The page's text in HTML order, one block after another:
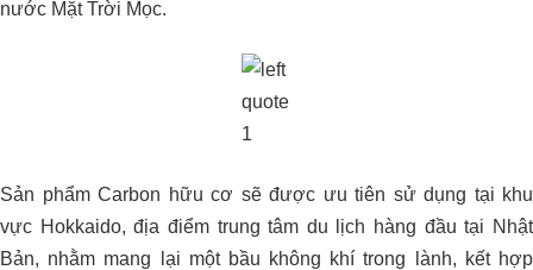
nước Mặt Trời Mọc.
Sản phẩm Carbon hữu cơ sẽ được ưu tiên sử dụng tại khu
vực Hokkaido, địa điểm trung tâm du lịch hàng đầu tại Nhật
Bản, nhằm mang lại một bầu không khí trong lành, kết hợp